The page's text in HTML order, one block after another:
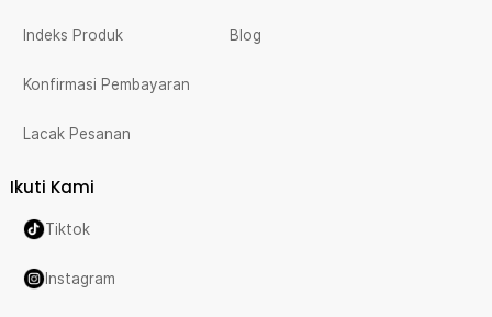
Indeks Produk
Konfirmasi Pembayaran
Lacak Pesanan
Blog
Ikuti Kami
Tiktok
Instagram